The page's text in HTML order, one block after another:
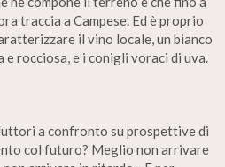
traccia a Campese. Ed è proprio
il vino locale, un bianco
e rocciosa, e i conigli voraci di uva.
a confronto su prospettive di
col futuro? Meglio non arrivare